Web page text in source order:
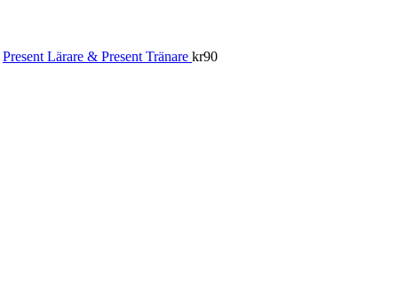
Present Lärare & Present Tränare kr90